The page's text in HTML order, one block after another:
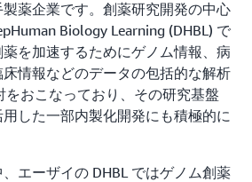
薬企業です。創薬研究開発の中心
Biology Learning (DHBL) で
を加速するためにゲノム情報、病
情報などのデータの包括的な解析
おこなっており、その研究基盤
した一部内製化開発にも積極的に
エーザイの DHBL ではゲノム創薬